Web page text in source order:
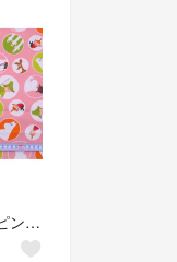
e215★ムーミン ピンク オックス生地★